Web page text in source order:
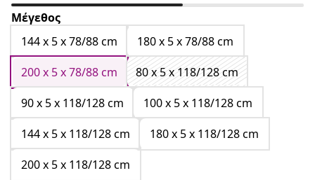
Μέγεθος
144 x 5 x 78/88 cm
180 x 5 x 78/88 cm
200 x 5 x 78/88 cm
80 x 5 x 118/128 cm
90 x 5 x 118/128 cm
100 x 5 x 118/128 cm
144 x 5 x 118/128 cm
180 x 5 x 118/128 cm
200 x 5 x 118/128 cm